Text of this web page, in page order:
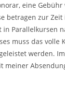
eine Gebühr
betragen zur Zeit
Parallelkursen
muss das volle
werden.
meiner